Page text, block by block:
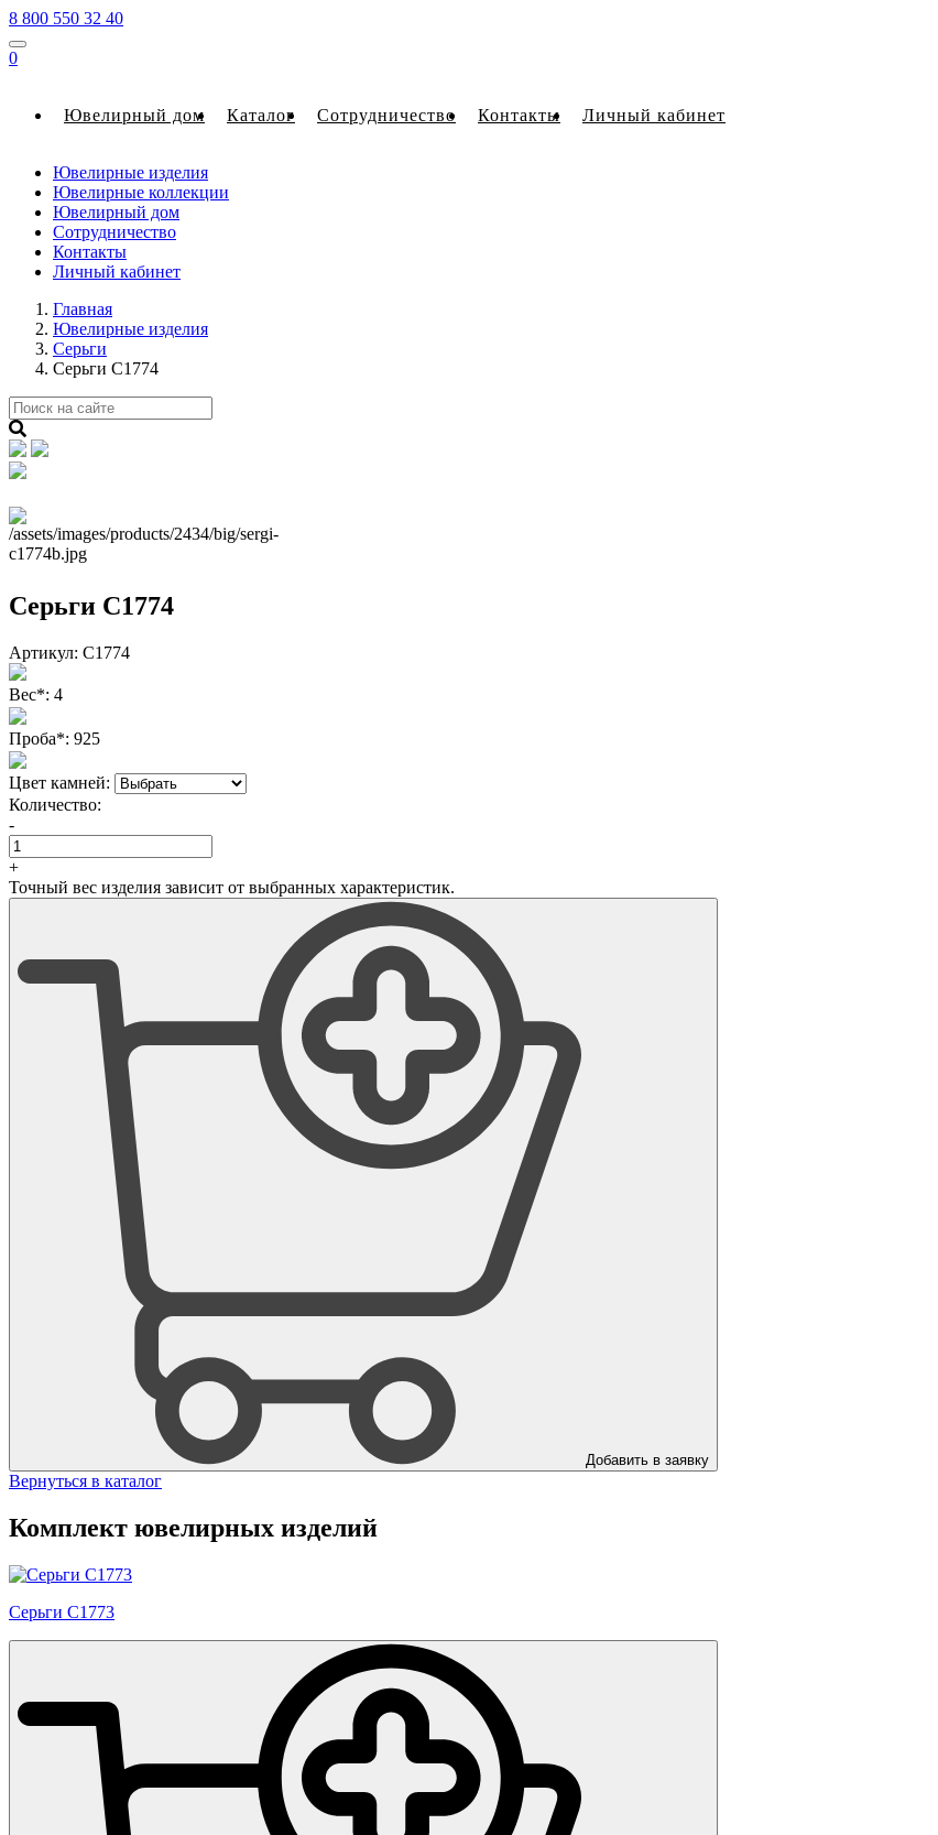
8 800 550 32 40
0
Ювелирный дом Каталог Сотрудничество Контакты Личный кабинет
Ювелирные изделия
Ювелирные коллекции
Ювелирный дом
Сотрудничество
Контакты
Личный кабинет
Главная
Ювелирные изделия
Серьги
Серьги С1774
Серьги С1774
Артикул: С1774
Вес*: 4
Проба*: 925
Цвет камней:
Количество:
-
+
Точный вес изделия зависит от выбранных характеристик.
Добавить в заявку
Вернуться в каталог
Комплект ювелирных изделий
Серьги С1773